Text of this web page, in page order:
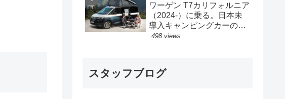
ワーゲン T7カリフォルニア
（2024-）に乗る。日本未
導入キャンピングカーの概
要・スペック・価格の情
498 views
スタッフブログ